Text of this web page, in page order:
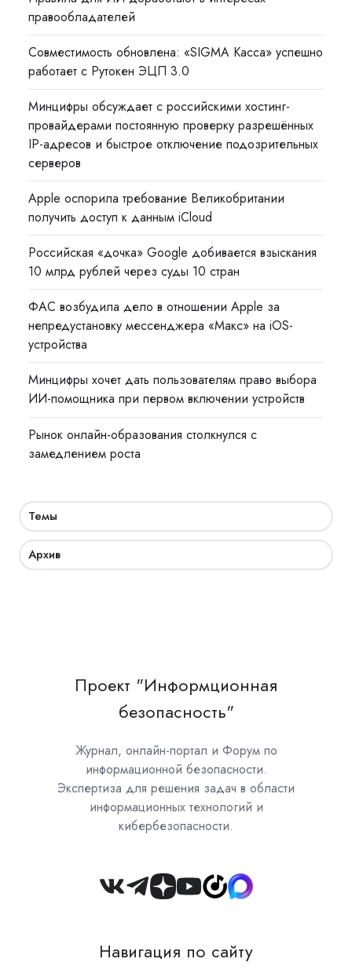
правообладателей
Совместимость обновлена: «SIGMA Касса» успешно
работает с Рутокен ЭЦП 3.0
Минцифры обсуждает с российскими хостинг-
провайдерами постоянную проверку разрешённых
IP-адресов и быстрое отключение подозрительных
серверов
Apple оспорила требование Великобритании
получить доступ к данным iCloud
Российская «дочка» Google добивается взыскания
10 млрд рублей через суды 10 стран
ФАС возбудила дело в отношении Apple за
непредустановку мессенджера «Макс» на iOS-
устройства
Минцифры хочет дать пользователям право выбора
ИИ-помощника при первом включении устройств
Рынок онлайн-образования столкнулся с
замедлением роста
Темы
Архив
Проект "Информционная
безопасность"
Журнал, онлайн-портал и Форум по
информационной безопасности.
Экспертиза для решения задач в области
информационных технологий и
кибербезопасности.
Join
Slack
Навигация по сайту